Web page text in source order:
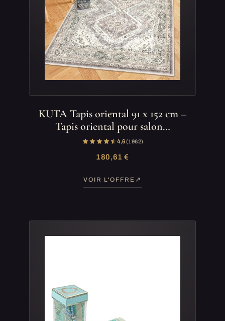
KUTA Tapis oriental 91 x 152 cm –
Tapis oriental pour salon…
4,6(1 962)
180,61 €
VOIR L'OFFRE